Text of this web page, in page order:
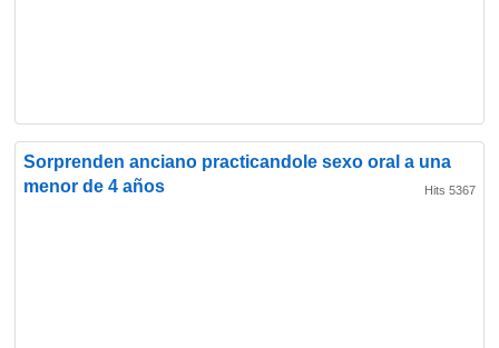
Sorprenden anciano practicandole sexo oral a una
menor de 4 años
Hits 5367